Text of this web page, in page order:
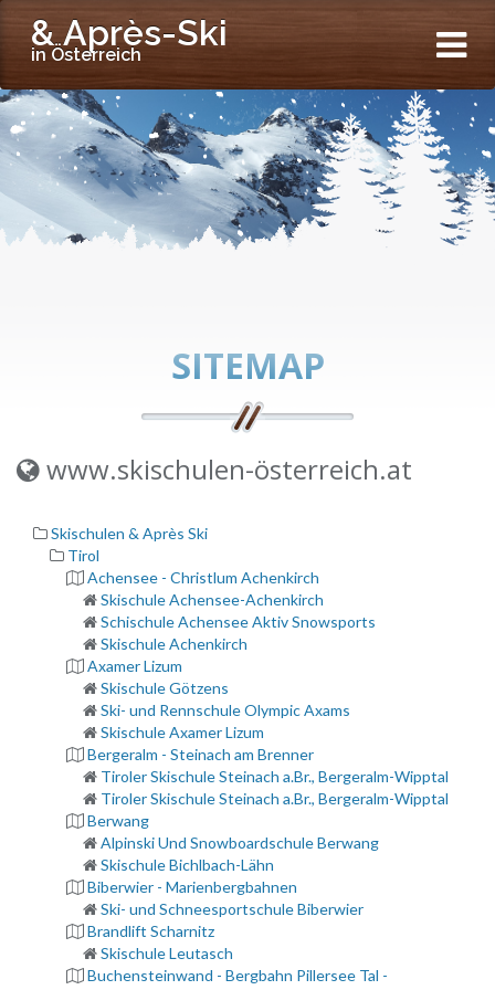
& Après-Ski
in Österreich
SITEMAP
www.skischulen-österreich.at
Skischulen & Après Ski
Tirol
Achensee - Christlum Achenkirch
Skischule Achensee-Achenkirch
Schischule Achensee Aktiv Snowsports
Skischule Achenkirch
Axamer Lizum
Skischule Götzens
Ski- und Rennschule Olympic Axams
Skischule Axamer Lizum
Bergeralm - Steinach am Brenner
Tiroler Skischule Steinach a.Br., Bergeralm-Wipptal
Tiroler Skischule Steinach a.Br., Bergeralm-Wipptal
Berwang
Alpinski Und Snowboardschule Berwang
Skischule Bichlbach-Lähn
Biberwier - Marienbergbahnen
Ski- und Schneesportschule Biberwier
Brandlift Scharnitz
Skischule Leutasch
Buchensteinwand - Bergbahn Pillersee Tal -